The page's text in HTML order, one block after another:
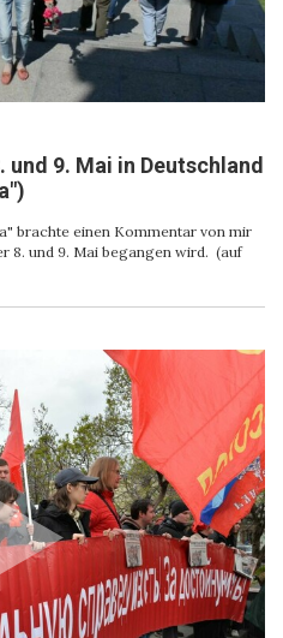
9. Mai in Deutschland
brachte einen Kommentar von mir
8. und 9. Mai begangen wird. (auf